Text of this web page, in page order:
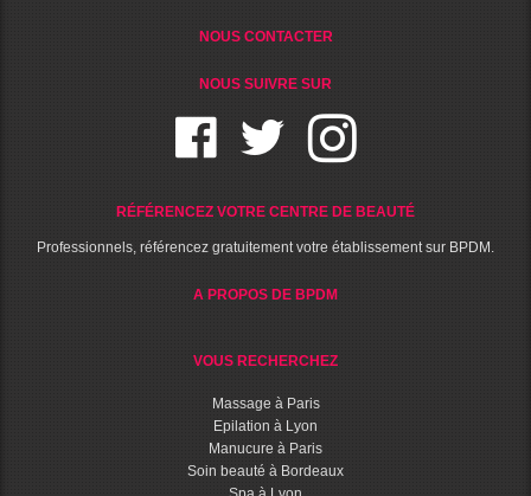
NOUS CONTACTER
NOUS SUIVRE SUR
RÉFÉRENCEZ VOTRE CENTRE DE BEAUTÉ
Professionnels, référencez gratuitement votre établissement sur BPDM.
A PROPOS DE BPDM
VOUS RECHERCHEZ
Massage à Paris
Epilation à Lyon
Manucure à Paris
Soin beauté à Bordeaux